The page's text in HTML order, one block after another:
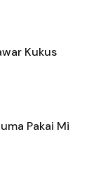
Kukus
Pakai Mi